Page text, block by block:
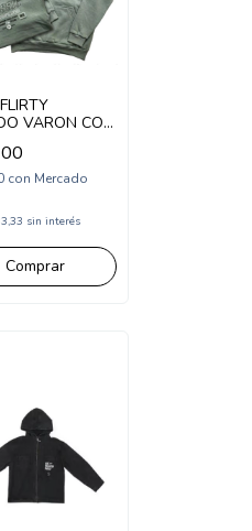
VARON CON
ESTAMPA
(FL25157)
con Mercado
sin interés
Comprar